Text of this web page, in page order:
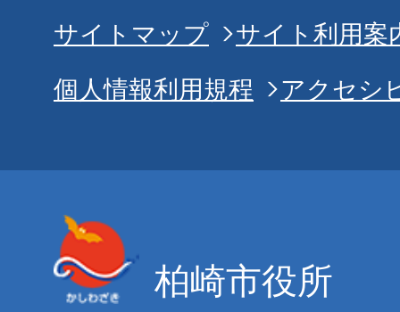
サイトマップ
サイト利用案
個人情報利用規程
アクセシ
柏崎市役所